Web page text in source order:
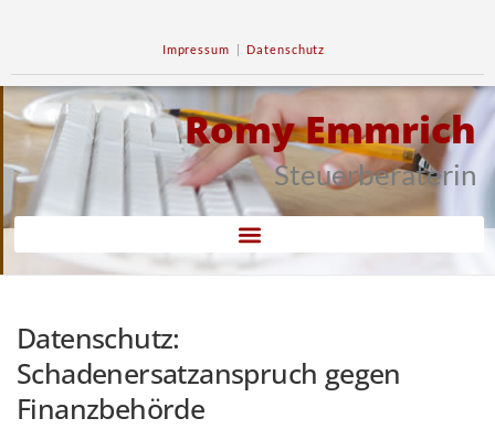
Impressum | Datenschutz
Romy Emmrich
Steuerberaterin
Datenschutz:
Schadenersatzanspruch gegen
Finanzbehörde